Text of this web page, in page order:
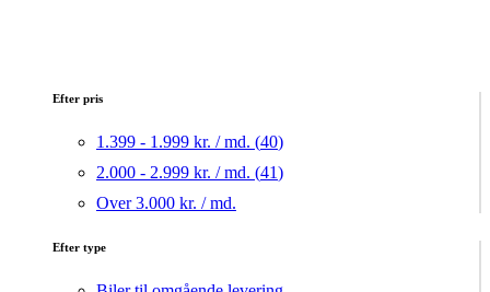
Efter pris
1.399 - 1.999 kr. / md. (40)
2.000 - 2.999 kr. / md. (41)
Over 3.000 kr. / md.
Efter type